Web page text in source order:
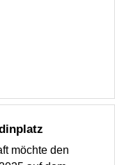
möchte den